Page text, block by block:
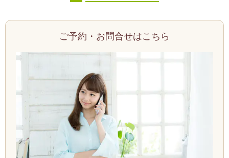
ご予約・お問合せはこちら